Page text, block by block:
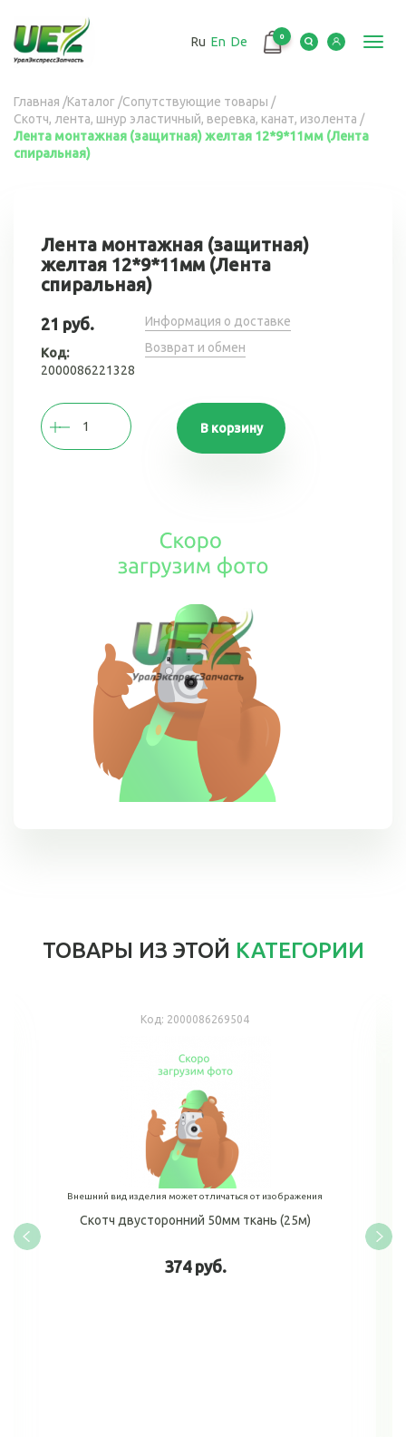
основному
содержанию
Ru En De 0
Вы
здесь
Главная /Каталог /Сопутствующие товары /
Скотч, лента, шнур эластичный, веревка, канат, изолента /
Лента монтажная (защитная) желтая 12*9*11мм (Лента
спиральная)
Лента монтажная (защитная)
желтая 12*9*11мм (Лента
спиральная)
21 руб.
Код:
2000086221328
Информация о доставке
Возврат и обмен
В корзину
ТОВАРЫ ИЗ ЭТОЙ КАТЕГОРИИ
Код: 2000086269504
Внешний вид изделия может отличаться от изображения
Скотч двусторонний 50мм ткань (25м)
374 руб.